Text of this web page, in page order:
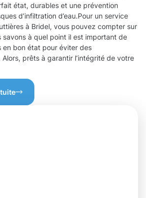
état, durables et une prévention
d’infiltration d’eau.Pour un service
à Bridel, vous pouvez compter sur
savons à quel point il est important de
bon état pour éviter des
prêts à garantir l’intégrité de votre